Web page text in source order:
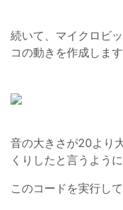
続いて、マイクロビ
コの動きを作成します
音の大きさが20より
くりしたと言うように
このコードを実行して